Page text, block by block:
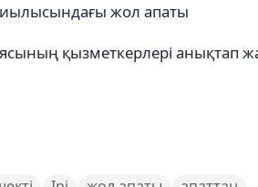
жол апаты
қызметкерлері анықтап